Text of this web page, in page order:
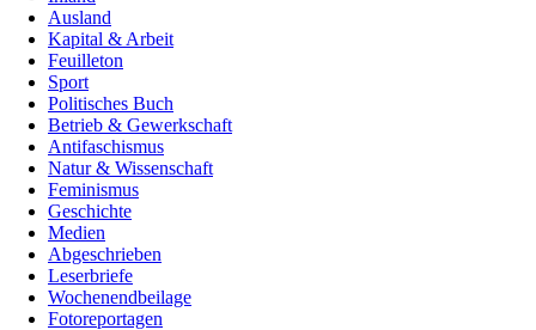
Ausland
Kapital & Arbeit
Feuilleton
Sport
Politisches Buch
Betrieb & Gewerkschaft
Antifaschismus
Natur & Wissenschaft
Feminismus
Geschichte
Medien
Abgeschrieben
Leserbriefe
Wochenendbeilage
Fotoreportagen